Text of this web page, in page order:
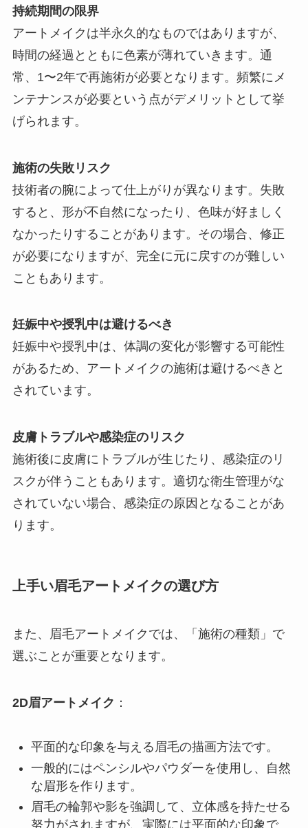
持続期間の限界
アートメイクは半永久的なものではありますが、
時間の経過とともに色素が薄れていきます。通
常、1〜2年で再施術が必要となります。頻繁にメ
ンテナンスが必要という点がデメリットとして挙
げられます。
施術の失敗リスク
技術者の腕によって仕上がりが異なります。失敗
すると、形が不自然になったり、色味が好ましく
なかったりすることがあります。その場合、修正
が必要になりますが、完全に元に戻すのが難しい
こともあります。
妊娠中や授乳中は避けるべき
妊娠中や授乳中は、体調の変化が影響する可能性
があるため、アートメイクの施術は避けるべきと
されています。
皮膚トラブルや感染症のリスク
施術後に皮膚にトラブルが生じたり、感染症のリ
スクが伴うこともあります。適切な衛生管理がな
されていない場合、感染症の原因となることがあ
ります。
上手い眉毛アートメイクの選び方
また、眉毛アートメイクでは、「施術の種類」で
選ぶことが重要となります。
2D眉アートメイク ：
平面的な印象を与える眉毛の描画方法です。
一般的にはペンシルやパウダーを使用し、自然
な眉形を作ります。
眉毛の輪郭や影を強調して、立体感を持たせる
努力がされますが、実際には平面的な印象で